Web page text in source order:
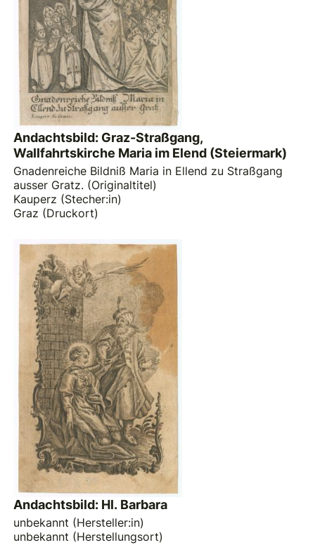
Andachtsbild: Graz-Straßgang,
Wallfahrtskirche Maria im Elend (Steiermark)
Gnadenreiche Bildniß Maria in Ellend zu Straßgang
ausser Gratz. (Originaltitel)
Kauperz (Stecher:in)
Graz (Druckort)
Andachtsbild: Hl. Barbara
unbekannt (Hersteller:in)
unbekannt (Herstellungsort)